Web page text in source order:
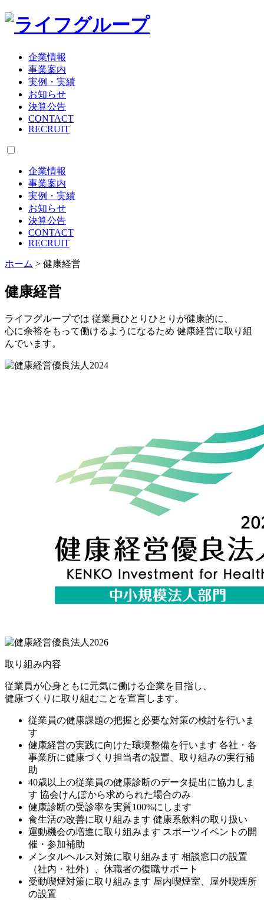
企業情報
事業案内
実例・実績
お知らせ
決算公告
CONTACT
RECRUIT
企業情報
事業案内
実例・実績
お知らせ
決算公告
CONTACT
RECRUIT
ホーム > 健康経営
健康経営
ライフグループでは 従業員ひとりひとりが健康的に、
心に余裕をもって働けるようになるため 健康経営に取り組
んでいます。
取り組み内容
従業員が心身ともに元気に働ける企業を目指し、
健康づくりに取り組むことを宣言します。
従業員の健康課題の把握と必要な対策の検討を行いま
す
健康経営の実践に向けた環境整備を行います 各社・各
事業所に健康づくり担当者の設置、取り組みの実行補
助
40歳以上の従業員の健康診断のデータ提出に協力しま
す 協会けんぽから求められた場合のみ
健康診断の受診率を実質100%にします
食生活の改善に取り組みます 健康系飲料の取り扱い
運動機会の増進に取り組みます スポーツイベントの開
催・参加補助
メンタルヘルス対策に取り組みます 相談窓口の設置
（社内・社外）、休職者の復職サポート
受動喫煙対策に取り組みます 屋内喫煙室、屋外喫煙所
の設置